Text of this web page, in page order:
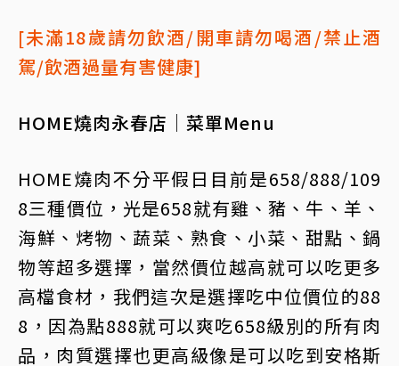
[未滿18歲請勿飲酒/開車請勿喝酒/禁止酒
駕/飲酒過量有害健康]
HOME燒肉永春店│菜單Menu
HOME燒肉不分平假日目前是658/888/109
8三種價位，光是658就有雞、豬、牛、羊、
海鮮、烤物、蔬菜、熟食、小菜、甜點、鍋
物等超多選擇，當然價位越高就可以吃更多
高檔食材，我們這次是選擇吃中位價位的88
8，因為點888就可以爽吃658級別的所有肉
品，肉質選擇也更高級像是可以吃到安格斯